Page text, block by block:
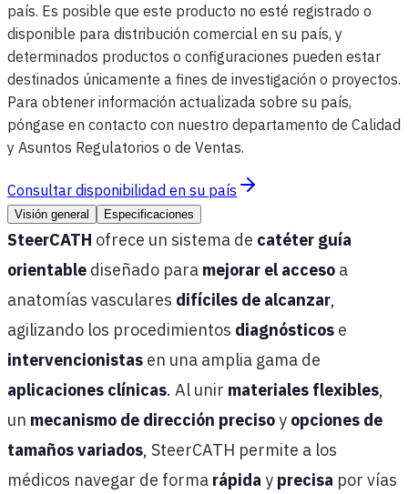
país. Es posible que este producto no esté registrado o
disponible para distribución comercial en su país, y
determinados productos o configuraciones pueden estar
destinados únicamente a fines de investigación o proyectos.
Para obtener información actualizada sobre su país,
póngase en contacto con nuestro departamento de Calidad
y Asuntos Regulatorios o de Ventas.
Consultar disponibilidad en su país
Visión general Especificaciones
SteerCATH ofrece un sistema de catéter guía
orientable diseñado para mejorar el acceso a
anatomías vasculares difíciles de alcanzar,
agilizando los procedimientos diagnósticos e
intervencionistas en una amplia gama de
aplicaciones clínicas. Al unir materiales flexibles,
un mecanismo de dirección precisoy opciones de
tamaños variados, SteerCATH permite a los
médicos navegar de forma rápida y precisa por vías